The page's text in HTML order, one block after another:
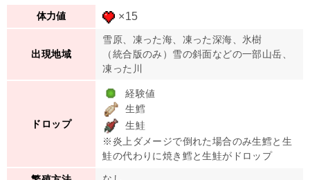
体力値 ×15
出現地域
雪原、凍った海、凍った深海、氷樹
（統合版のみ）雪の斜面などの一部山岳、
凍った川
ドロップ
経験値
生鱈
生鮭
※炎上ダメージで倒れた場合のみ生鱈と生
鮭の代わりに焼き鱈と生鮭がドロップ